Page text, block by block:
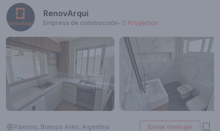
RenovArqui
Empresa de construcción- 5 Proyectos
Palermo, Buenos Aires, Argentina Enviar mensaje